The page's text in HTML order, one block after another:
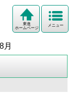
メニュー
東進
ホームページ
月